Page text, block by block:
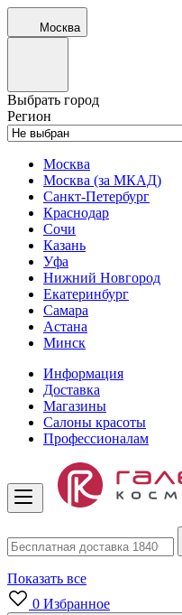
Москва
Выбрать город
Регион
Москва
Москва (за МКАД)
Санкт-Петербург
Краснодар
Сочи
Казань
Уфа
Нижний Новгород
Екатеринбург
Самара
Астана
Минск
Информация
Доставка
Магазины
Салоны красоты
Профессионалам
Показать все
0 Избранное